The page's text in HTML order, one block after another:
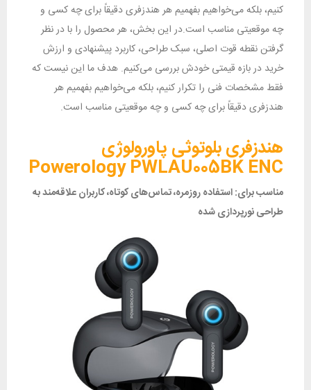
کنیم، بلکه می‌خواهیم بفهمیم هر هندزفری دقیقاً برای چه کسی و
چه موقعیتی مناسب است.در این بخش، هر محصول را با در نظر
گرفتن نقطه قوت اصلی، سبک طراحی، کاربرد پیشنهادی و ارزش
خرید در بازه قیمتی خودش بررسی می‌کنیم. هدف ما این نیست که
فقط مشخصات فنی را تکرار کنیم، بلکه می‌خواهیم بفهمیم هر
هندزفری دقیقاً برای چه کسی و چه موقعیتی مناسب است.
هندزفری بلوتوثی پاورولوژی
Powerology PWLAU005BK ENC
مناسب برای: استفاده روزمره، تماس‌های کوتاه، کاربران علاقه‌مند به
طراحی نورپردازی شده